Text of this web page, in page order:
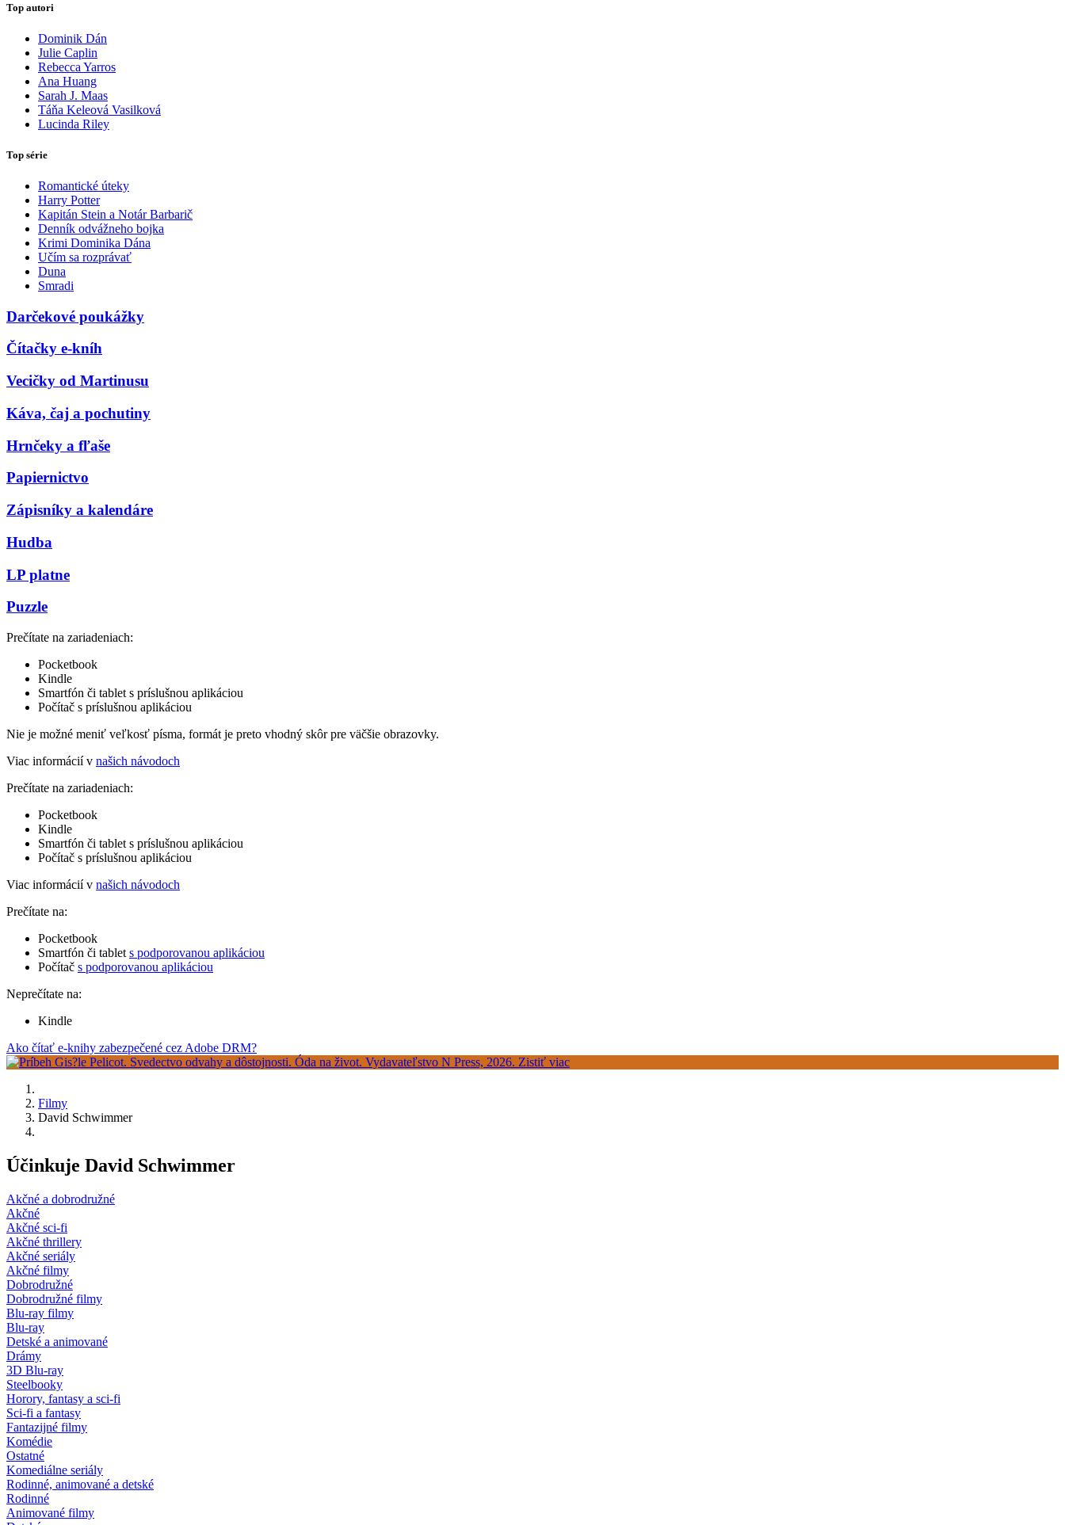
Top autori
Dominik Dán
Julie Caplin
Rebecca Yarros
Ana Huang
Sarah J. Maas
Táňa Keleová Vasilková
Lucinda Riley
Top série
Romantické úteky
Harry Potter
Kapitán Stein a Notár Barbarič
Denník odvážneho bojka
Krimi Dominika Dána
Učím sa rozprávať
Duna
Smradi
Darčekové poukážky
Čítačky e-kníh
Vecičky od Martinusu
Káva, čaj a pochutiny
Hrnčeky a fľaše
Papiernictvo
Zápisníky a kalendáre
Hudba
LP platne
Puzzle
Prečítate na zariadeniach:
Pocketbook
Kindle
Smartfón či tablet s príslušnou aplikáciou
Počítač s príslušnou aplikáciou
Nie je možné meniť veľkosť písma, formát je preto vhodný skôr pre väčšie obrazovky.
Viac informácií v našich návodoch
Prečítate na zariadeniach:
Pocketbook
Kindle
Smartfón či tablet s príslušnou aplikáciou
Počítač s príslušnou aplikáciou
Viac informácií v našich návodoch
Prečítate na:
Pocketbook
Smartfón či tablet s podporovanou aplikáciou
Počítač s podporovanou aplikáciou
Neprečítate na:
Kindle
Ako čítať e-knihy zabezpečené cez Adobe DRM?
Filmy
David Schwimmer
Účinkuje David Schwimmer
Akčné a dobrodružné
Akčné
Akčné sci-fi
Akčné thrillery
Akčné seriály
Akčné filmy
Dobrodružné
Dobrodružné filmy
Blu-ray filmy
Blu-ray
Detské a animované
Drámy
3D Blu-ray
Steelbooky
Horory, fantasy a sci-fi
Sci-fi a fantasy
Fantazijné filmy
Komédie
Ostatné
Komediálne seriály
Rodinné, animované a detské
Rodinné
Animované filmy